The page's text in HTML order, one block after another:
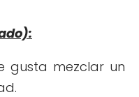
gusta mezclar un